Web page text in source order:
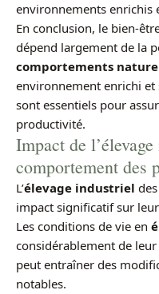
environnements enrichis
En conclusion, le bien-
dépend largement de la
comportements
environnement enrichi et
sont essentiels pour
productivité.
Impact de
comportement des
L’élevage industriel des
impact significatif sur
Les conditions de vie en
considérablement de
peut entraîner des
notables.